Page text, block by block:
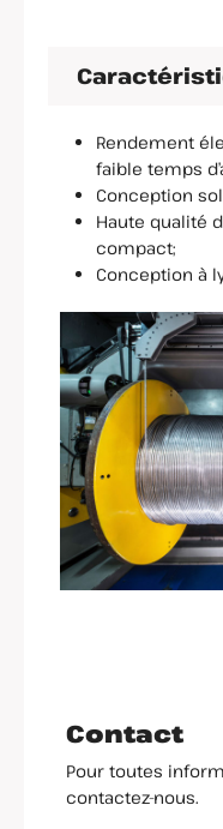
Rendement
faible temps
Conception
Haute qualité
compact;
Conception à
Contact
Pour toutes
contactez-nous.